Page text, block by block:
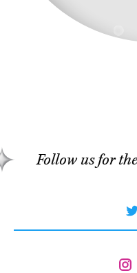
for the latest news